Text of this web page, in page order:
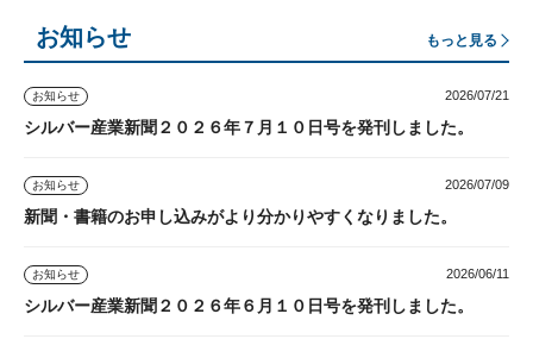
お知らせ もっと見る
お知らせ 2026/07/21
シルバー産業新聞２０２６年７月１０日号を発刊しました。
お知らせ 2026/07/09
新聞・書籍のお申し込みがより分かりやすくなりました。
お知らせ 2026/06/11
シルバー産業新聞２０２６年６月１０日号を発刊しました。